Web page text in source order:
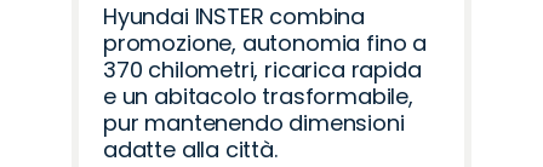
Hyundai INSTER combina
promozione, autonomia fino a
370 chilometri, ricarica rapida
e un abitacolo trasformabile,
pur mantenendo dimensioni
adatte alla città.